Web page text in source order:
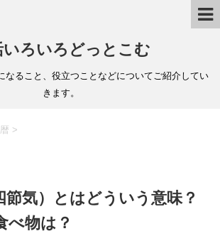
いろいろどっとこむ
なること、役立つことなどについてご紹介してい
きます。
暦 >
節気）とはどういう意味？
べ物は？